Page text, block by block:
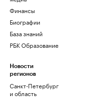
Финансы
Биографии
База знаний
РБК Образование
Новости
регионов
Санкт-Петербург
и область